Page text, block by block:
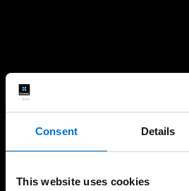
Consent Details
This website uses cookies
perto de si